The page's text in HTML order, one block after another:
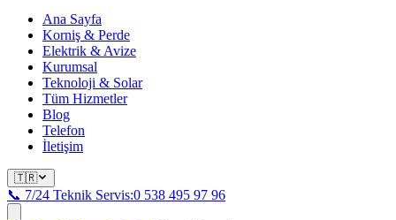
Ana Sayfa
Korniş & Perde
Elektrik & Avize
Kurumsal
Teknoloji & Solar
Tüm Hizmetler
Blog
Telefon
İletişim
🇹🇷
📞 7/24 Teknik Servis:0 538 495 97 96